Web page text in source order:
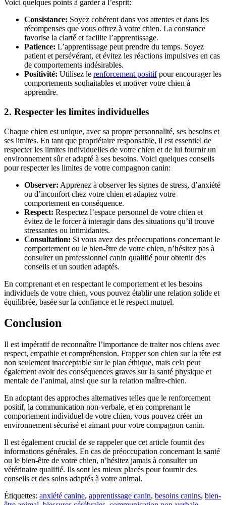
Voici quelques points à garder à l’esprit:
Consistance: Soyez cohérent dans vos attentes et dans les
récompenses que vous offrez à votre chien. La constance
favorise la clarté et facilite l’apprentissage.
Patience: L’apprentissage peut prendre du temps. Soyez
patient et persévérant, et évitez les réactions impulsives en cas
de comportements indésirables.
Positivité: Utilisez le renforcement positifpour encourager les
comportements souhaitables et motiver votre chien à
apprendre.
2. Respecter les limites individuelles
Chaque chien est unique, avec sa propre personnalité, ses besoins et
ses limites. En tant que propriétaire responsable, il est essentiel de
respecter les limites individuelles de votre chien et de lui fournir un
environnement sûr et adapté à ses besoins. Voici quelques conseils
pour respecter les limites de votre compagnon canin:
Observer: Apprenez à observer les signes de stress, d’anxiété
ou d’inconfort chez votre chien et adaptez votre
comportement en conséquence.
Respect: Respectez l’espace personnel de votre chien et
évitez de le forcer à interagir dans des situations qu’il trouve
stressantes ou intimidantes.
Consultation: Si vous avez des préoccupations concernant le
comportement ou le bien-être de votre chien, n’hésitez pas à
consulter un professionnel canin qualifié pour obtenir des
conseils et un soutien adaptés.
En comprenant et en respectant le comportement et les besoins
individuels de votre chien, vous pouvez établir une relation solide et
équilibrée, basée sur la confiance et le respect mutuel.
Conclusion
Il est impératif de reconnaître l’importance de traiter nos chiens avec
respect, empathie et compréhension. Frapper son chien sur la tête est
non seulement inacceptable sur le plan éthique, mais cela peut
également avoir des conséquences graves sur la santé physique et
mentale de l’animal, ainsi que sur la relation maître-chien.
En adoptant des approches alternatives telles que le renforcement
positif, la communication non-verbale, et en comprenant le
comportement individuel de votre chien, vous pouvez créer un
environnement sécurisé et aimant pour votre compagnon canin.
Il est également crucial de se rappeler que cet article fournit des
informations générales. En cas de préoccupation concernant la santé
ou le bien-être de votre chien, n’hésitez jamais à consulter un
vétérinaire qualifié. Ils sont les mieux placés pour fournir des
conseils et des soins adaptés à votre animal.
Étiquettes: anxiété canine, apprentissage canin, besoins canins, bien-